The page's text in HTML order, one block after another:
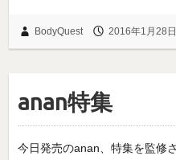
BodyQuest 2016年1月28日
anan特集
今日発売のanan、特集を監修